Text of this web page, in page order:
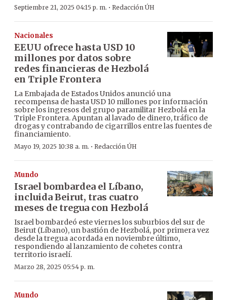
Septiembre 21, 2025 04:15 p. m. · Redacción ÚH
Nacionales
EEUU ofrece hasta USD 10
millones por datos sobre
redes financieras de Hezbolá
en Triple Frontera
La Embajada de Estados Unidos anunció una
recompensa de hasta USD 10 millones por información
sobre los ingresos del grupo paramilitar Hezbolá en la
Triple Frontera. Apuntan al lavado de dinero, tráfico de
drogas y contrabando de cigarrillos entre las fuentes de
financiamiento.
Mayo 19, 2025 10:38 a. m. · Redacción ÚH
Mundo
Israel bombardea el Líbano,
incluida Beirut, tras cuatro
meses de tregua con Hezbolá
Israel bombardeó este viernes los suburbios del sur de
Beirut (Líbano), un bastión de Hezbolá, por primera vez
desde la tregua acordada en noviembre último,
respondiendo al lanzamiento de cohetes contra
territorio israelí.
Marzo 28, 2025 05:54 p. m.
Mundo